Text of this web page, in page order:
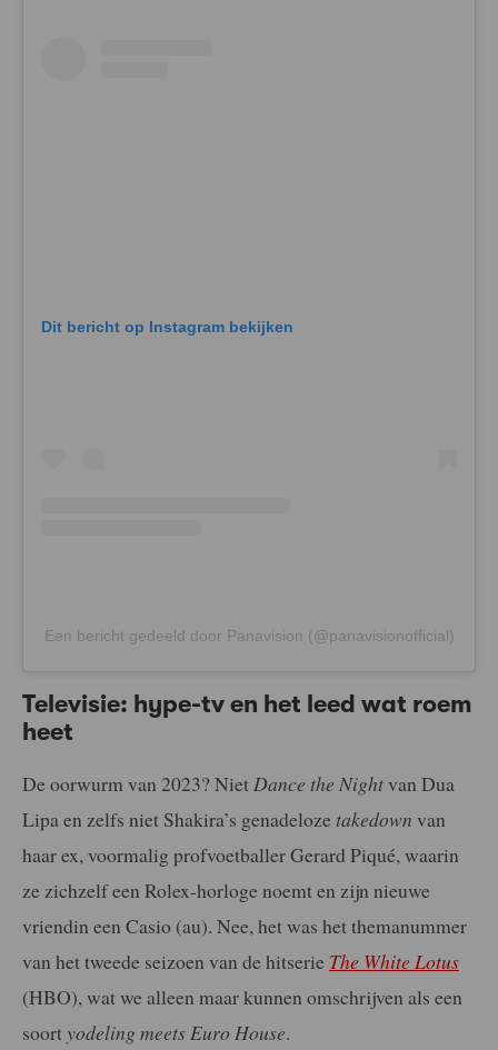
Dit bericht op Instagram bekijken
Een bericht gedeeld door Panavision (@panavisionofficial)
Televisie: hype-tv en het leed wat roem
heet
De oorwurm van 2023? NietDance the Nightvan Dua
Lipa en zelfs niet Shakira’s genadeloze takedown van
haar ex, voormalig profvoetballer Gerard Piqué, waarin
ze zichzelf een Rolex-horloge noemt en zijn nieuwe
vriendin een Casio (au). Nee, het was het themanummer
van het tweede seizoen van de hitserie The White Lotus
(HBO), wat we alleen maar kunnen omschrijven als een
soortyodeling meets Euro House.